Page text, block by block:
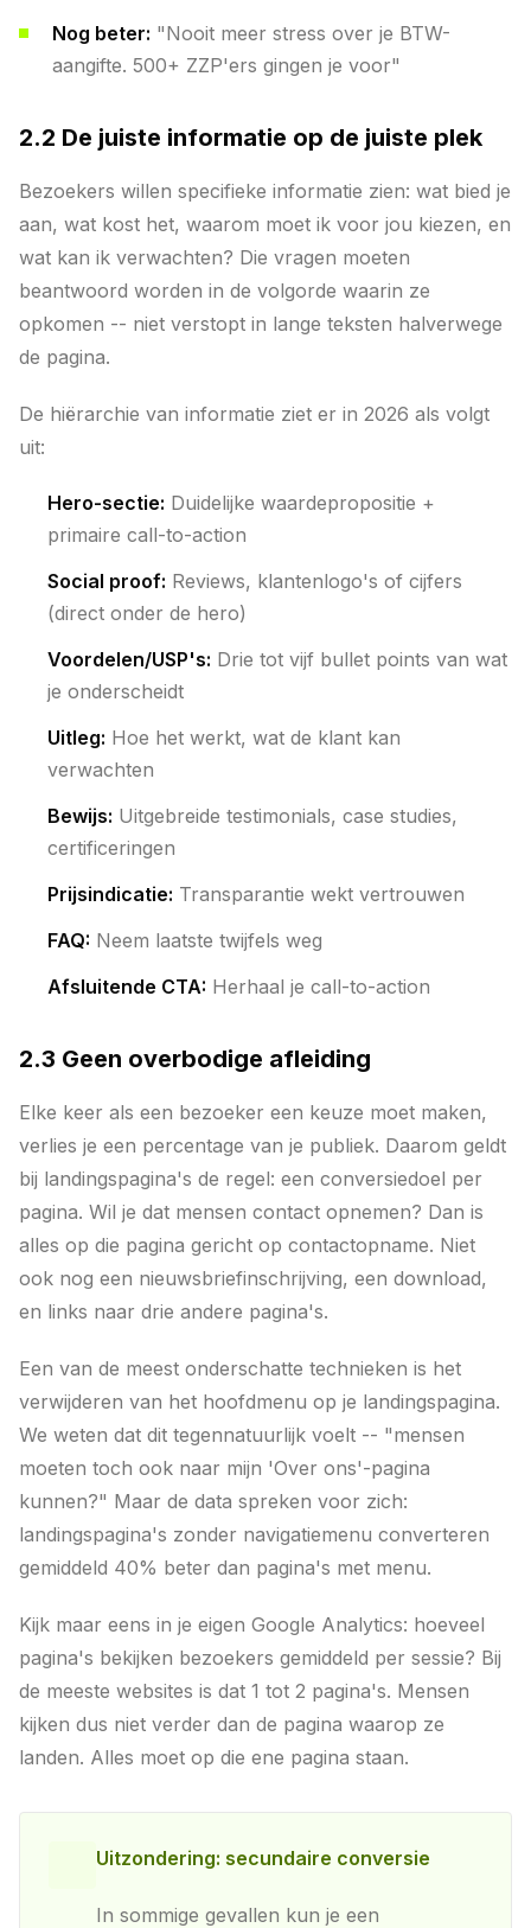
Nog beter: "Nooit meer stress over je BTW-
aangifte. 500+ ZZP'ers gingen je voor"
2.2 De juiste informatie op de juiste plek
Bezoekers willen specifieke informatie zien: wat bied je
aan, wat kost het, waarom moet ik voor jou kiezen, en
wat kan ik verwachten? Die vragen moeten
beantwoord worden in de volgorde waarin ze
opkomen -- niet verstopt in lange teksten halverwege
de pagina.
De hiërarchie van informatie ziet er in 2026 als volgt
uit:
Hero-sectie: Duidelijke waardepropositie +
primaire call-to-action
Social proof: Reviews, klantenlogo's of cijfers
(direct onder de hero)
Voordelen/USP's: Drie tot vijf bullet points van wat
je onderscheidt
Uitleg: Hoe het werkt, wat de klant kan
verwachten
Bewijs: Uitgebreide testimonials, case studies,
certificeringen
Prijsindicatie: Transparantie wekt vertrouwen
FAQ: Neem laatste twijfels weg
Afsluitende CTA: Herhaal je call-to-action
2.3 Geen overbodige afleiding
Elke keer als een bezoeker een keuze moet maken,
verlies je een percentage van je publiek. Daarom geldt
bij landingspagina's de regel: een conversiedoel per
pagina. Wil je dat mensen contact opnemen? Dan is
alles op die pagina gericht op contactopname. Niet
ook nog een nieuwsbriefinschrijving, een download,
en links naar drie andere pagina's.
Een van de meest onderschatte technieken is het
verwijderen van het hoofdmenu op je landingspagina.
We weten dat dit tegennatuurlijk voelt -- "mensen
moeten toch ook naar mijn 'Over ons'-pagina
kunnen?" Maar de data spreken voor zich:
landingspagina's zonder navigatiemenu converteren
gemiddeld 40% beter dan pagina's met menu.
Kijk maar eens in je eigen Google Analytics: hoeveel
pagina's bekijken bezoekers gemiddeld per sessie? Bij
de meeste websites is dat 1 tot 2 pagina's. Mensen
kijken dus niet verder dan de pagina waarop ze
landen. Alles moet op die ene pagina staan.
Uitzondering: secundaire conversie
In sommige gevallen kun je een